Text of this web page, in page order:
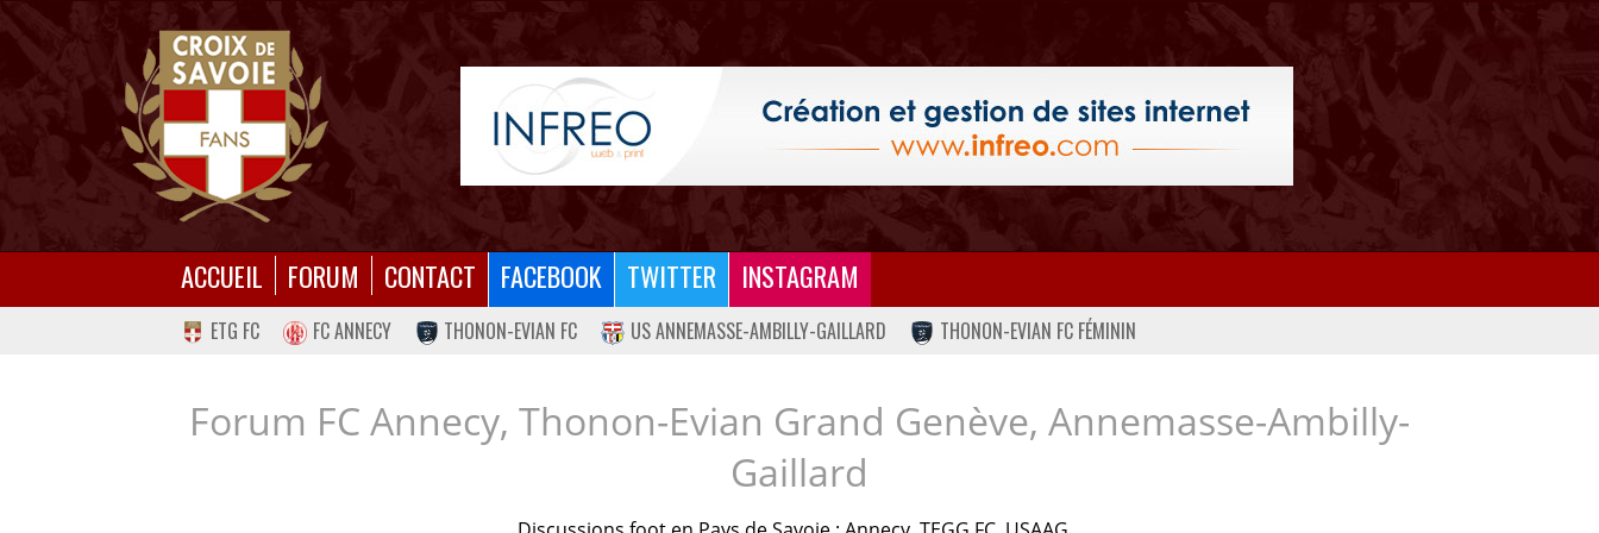
ACCUEIL FORUM CONTACT FACEBOOK TWITTER INSTAGRAM
ETG FC FC ANNECY THONON-EVIAN FC US ANNEMASSE-AMBILLY-GAILLARD THONON-EVIAN FC FÉMININ
Forum FC Annecy, Thonon-Evian Grand Genève, Annemasse-Ambilly-
Gaillard